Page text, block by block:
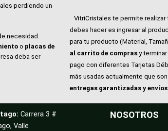
perdiendo un
necesidad.
o placas de
deba ser
VitriCristales te permite realizar
debes hacer es ingresar al
para tu producto (Material,
al carrito de compras y
pago con diferentes Tarjetas
más usadas actualmente que
entregas garantizadas y
Carrera 3 #
Valle
NOSOTROS